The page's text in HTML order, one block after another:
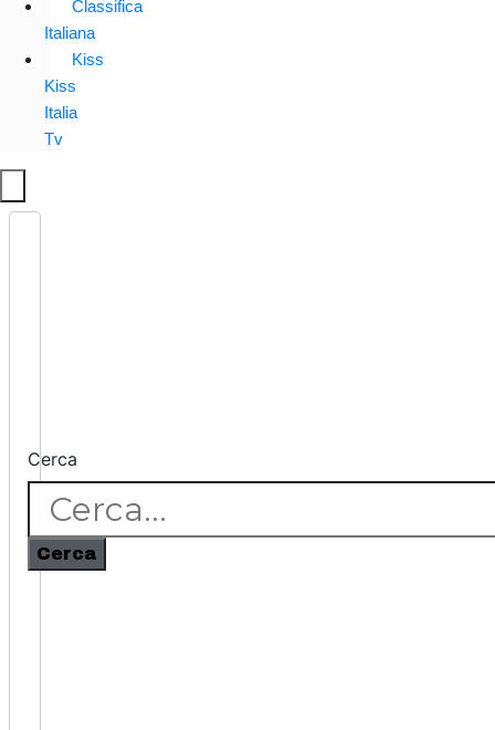
Classifica
Italiana
Kiss
Kiss
Italia
Tv
Cerca
Cerca